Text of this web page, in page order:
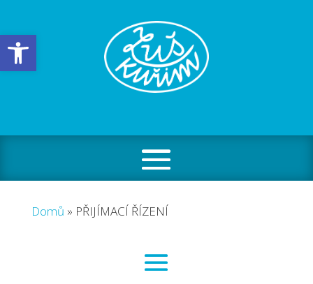
Open toolbar
Domů » PŘIJÍMACÍ ŘÍZENÍ